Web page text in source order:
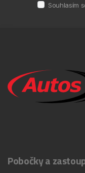
Souhlasím
Pobočky a